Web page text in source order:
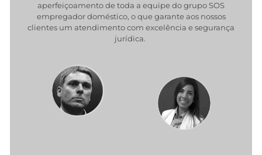
aperfeiçoamento de toda a equipe do grupo SOS
empregador doméstico, o que garante aos nossos
clientes um atendimento com excelência e segurança
jurídica.